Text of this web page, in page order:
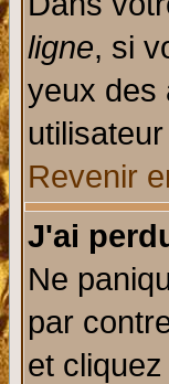
ligne, si
yeux des
Revenir
J'ai
Ne
par
et